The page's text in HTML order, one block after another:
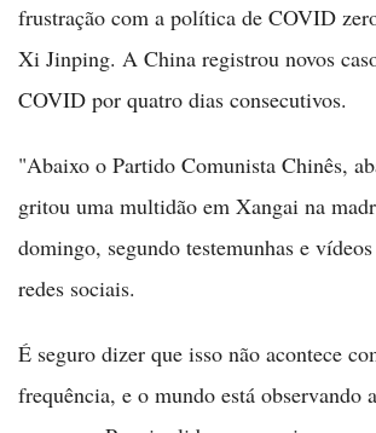
frustração com a política de COVID
Xi Jinping. A China registrou novos
COVID por quatro dias consecutivos.
"Abaixo o Partido Comunista Chinês,
gritou uma multidão em Xangai na
domingo, segundo testemunhas e
redes sociais.
É seguro dizer que isso não acontece
frequência, e o mundo está observando